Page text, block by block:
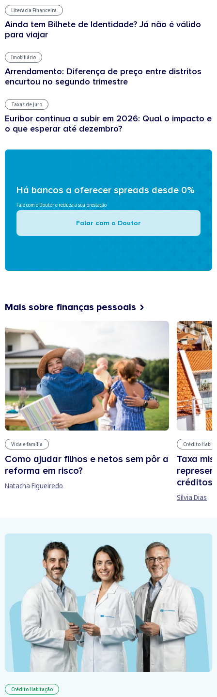
Literacia Financeira
Ainda tem Bilhete de Identidade? Já não é válido
para viajar
Imobiliário
Arrendamento: Diferença de preço entre distritos
encurtou no segundo trimestre
Taxas de Juro
Euribor continua a subir em 2026: Qual o impacto e
o que esperar até dezembro?
Há bancos a oferecer spreads desde 0%
Fale com o Doutor e reduza a sua prestação
Falar com o Doutor
Mais sobre finanças pessoais
Vida e família
Como ajudar filhos e netos sem pôr a
reforma em risco?
Natacha Figueiredo
Crédito
Taxa
créditos
Sílvia Dias
Crédito Habitação